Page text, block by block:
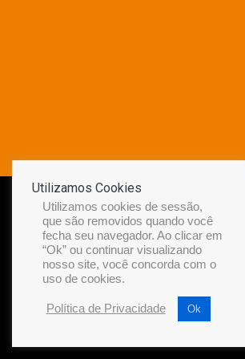
Desenvolvido por Diamond
Utilizamos Cookies
Utilizamos cookies de sessão,
que são removidos quando você
fecha seu navegador. Ao clicar em
“Ok” ou continuar visualizando
nosso site, você concorda com o
uso de cookies.
Política de Privacidade Ok